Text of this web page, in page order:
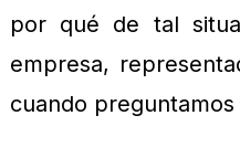
por qué de tal
empresa,
cuando